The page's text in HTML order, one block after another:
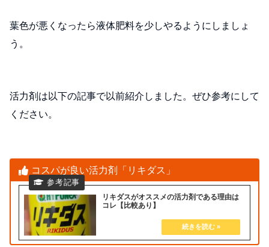
葉色が悪くなったら液体肥料を少しやるようにしましょ
う。
活力剤は以下の記事で以前紹介しました。ぜひ参考にして
ください。
コスパが良い活力剤「リキダス」
リキダスがオススメの活力剤である理由は
コレ【比較あり】